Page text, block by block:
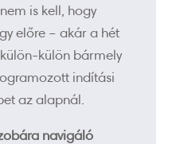
is kell, hogy
előre – akár a hét
külön bármely
indítási
az alapnál.
navigáló